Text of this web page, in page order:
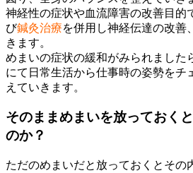
神経性の症状や血流障害の改善目的
び鍼灸治療を併用し神経伝達の改善
きます。
めまいの症状の緩和がみられました
にて日常生活から仕事時の姿勢をチ
えていきます。
そのままめまいを放っておく
のか？
ただのめまいだと放っておくとその